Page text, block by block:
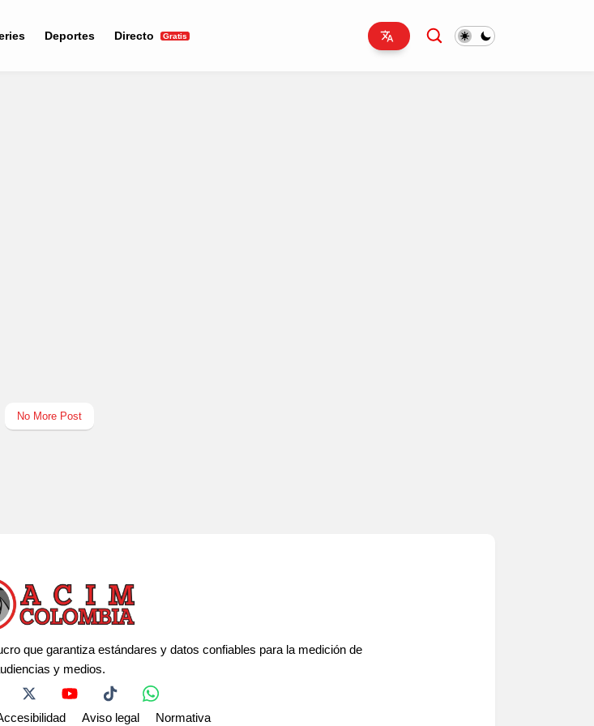
Deportes Directo Gratis
No More Post
que garantiza estándares y datos confiables para la medición de
y medios.
Aviso legal Normativa